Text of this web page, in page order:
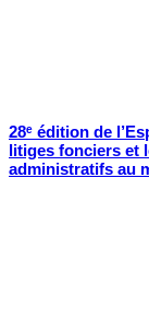
28ᵉ édition de
litiges fonciers et
administratifs au